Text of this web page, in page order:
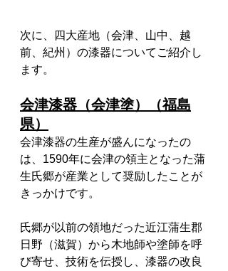
次に、四大産地（会津、山中、越
前、紀州）の漆器についてご紹介し
ます。
会津漆器（会津塗）（福島
県）
会津漆器の生産が盛んになったの
は、1590年に会津の領主となった蒲
生氏郷が産業として奨励したことが
きっかけです。
氏郷が以前の領地だった近江蒲生郡
日野（滋賀）から木地師や塗師を呼
び寄せ、技術を伝授し、漆器の改良